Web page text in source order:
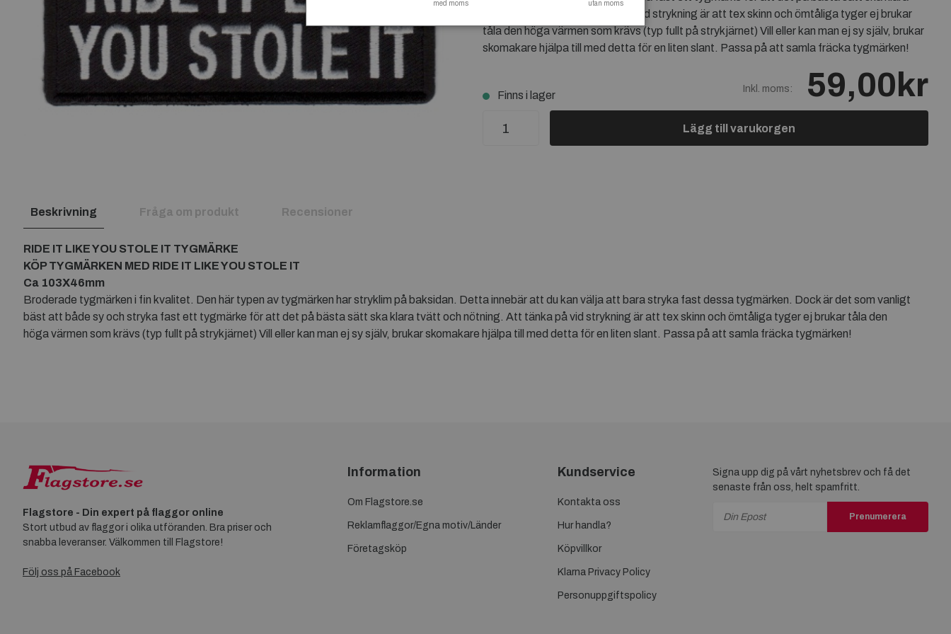
tvätt och nötning. Att tänka på vid strykning är att tex skinn och ömtåliga tyger ej brukar
tåla den höga värmen som krävs (typ fullt på strykjärnet) Vill eller kan man ej sy själv, brukar
skomakare hjälpa till med detta för en liten slant. Passa på att samla fräcka tygmärken!
Finns i lager
Inkl. moms: 59,00kr
Lägg till varukorgen
Beskrivning Fråga om produkt Recensioner
RIDE IT LIKE YOU STOLE IT TYGMÄRKE
KÖP TYGMÄRKEN MED RIDE IT LIKE YOU STOLE IT
Ca 103X46mm
Broderade tygmärken i fin kvalitet. Den här typen av tygmärken har stryklim på baksidan. Detta innebär att du kan välja att bara stryka fast dessa tygmärken. Dock är det som vanligt
bäst att både sy och stryka fast ett tygmärke för att det på bästa sätt ska klara tvätt och nötning. Att tänka på vid strykning är att tex skinn och ömtåliga tyger ej brukar tåla den
höga värmen som krävs (typ fullt på strykjärnet) Vill eller kan man ej sy själv, brukar skomakare hjälpa till med detta för en liten slant. Passa på att samla fräcka tygmärken!
Flagstore - Din expert på flaggor online
Stort utbud av flaggor i olika utföranden. Bra priser och
snabba leveranser. Välkommen till Flagstore!
Följ oss på Facebook
Information
Om Flagstore.se
Reklamflaggor/Egna motiv/Länder
Företagsköp
Kundservice
Kontakta oss
Hur handla?
Köpvillkor
Klarna Privacy Policy
Personuppgiftspolicy
Signa upp dig på vårt nyhetsbrev och få det
senaste från oss, helt spamfritt.
Prenumerera
med moms utan moms